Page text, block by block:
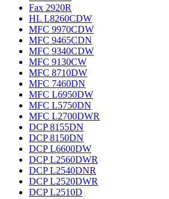
Fax 2920R
HL L8260CDW
MFC 9970CDW
MFC 9465CDN
MFC 9340CDW
MFC 9130CW
MFC 8710DW
MFC 7460DN
MFC L6950DW
MFC L5750DN
MFC L2700DWR
DCP 8155DN
DCP 8150DN
DCP L6600DW
DCP L2560DWR
DCP L2540DNR
DCP L2520DWR
DCP L2510D